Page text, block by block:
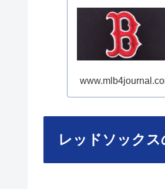
レッドソックス